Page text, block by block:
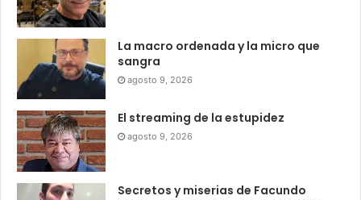
La macro ordenada y la micro que
sangra
agosto 9, 2026
El streaming de la estupidez
agosto 9, 2026
Secretos y miserias de Facundo